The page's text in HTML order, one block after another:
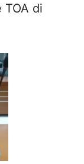
TOA di